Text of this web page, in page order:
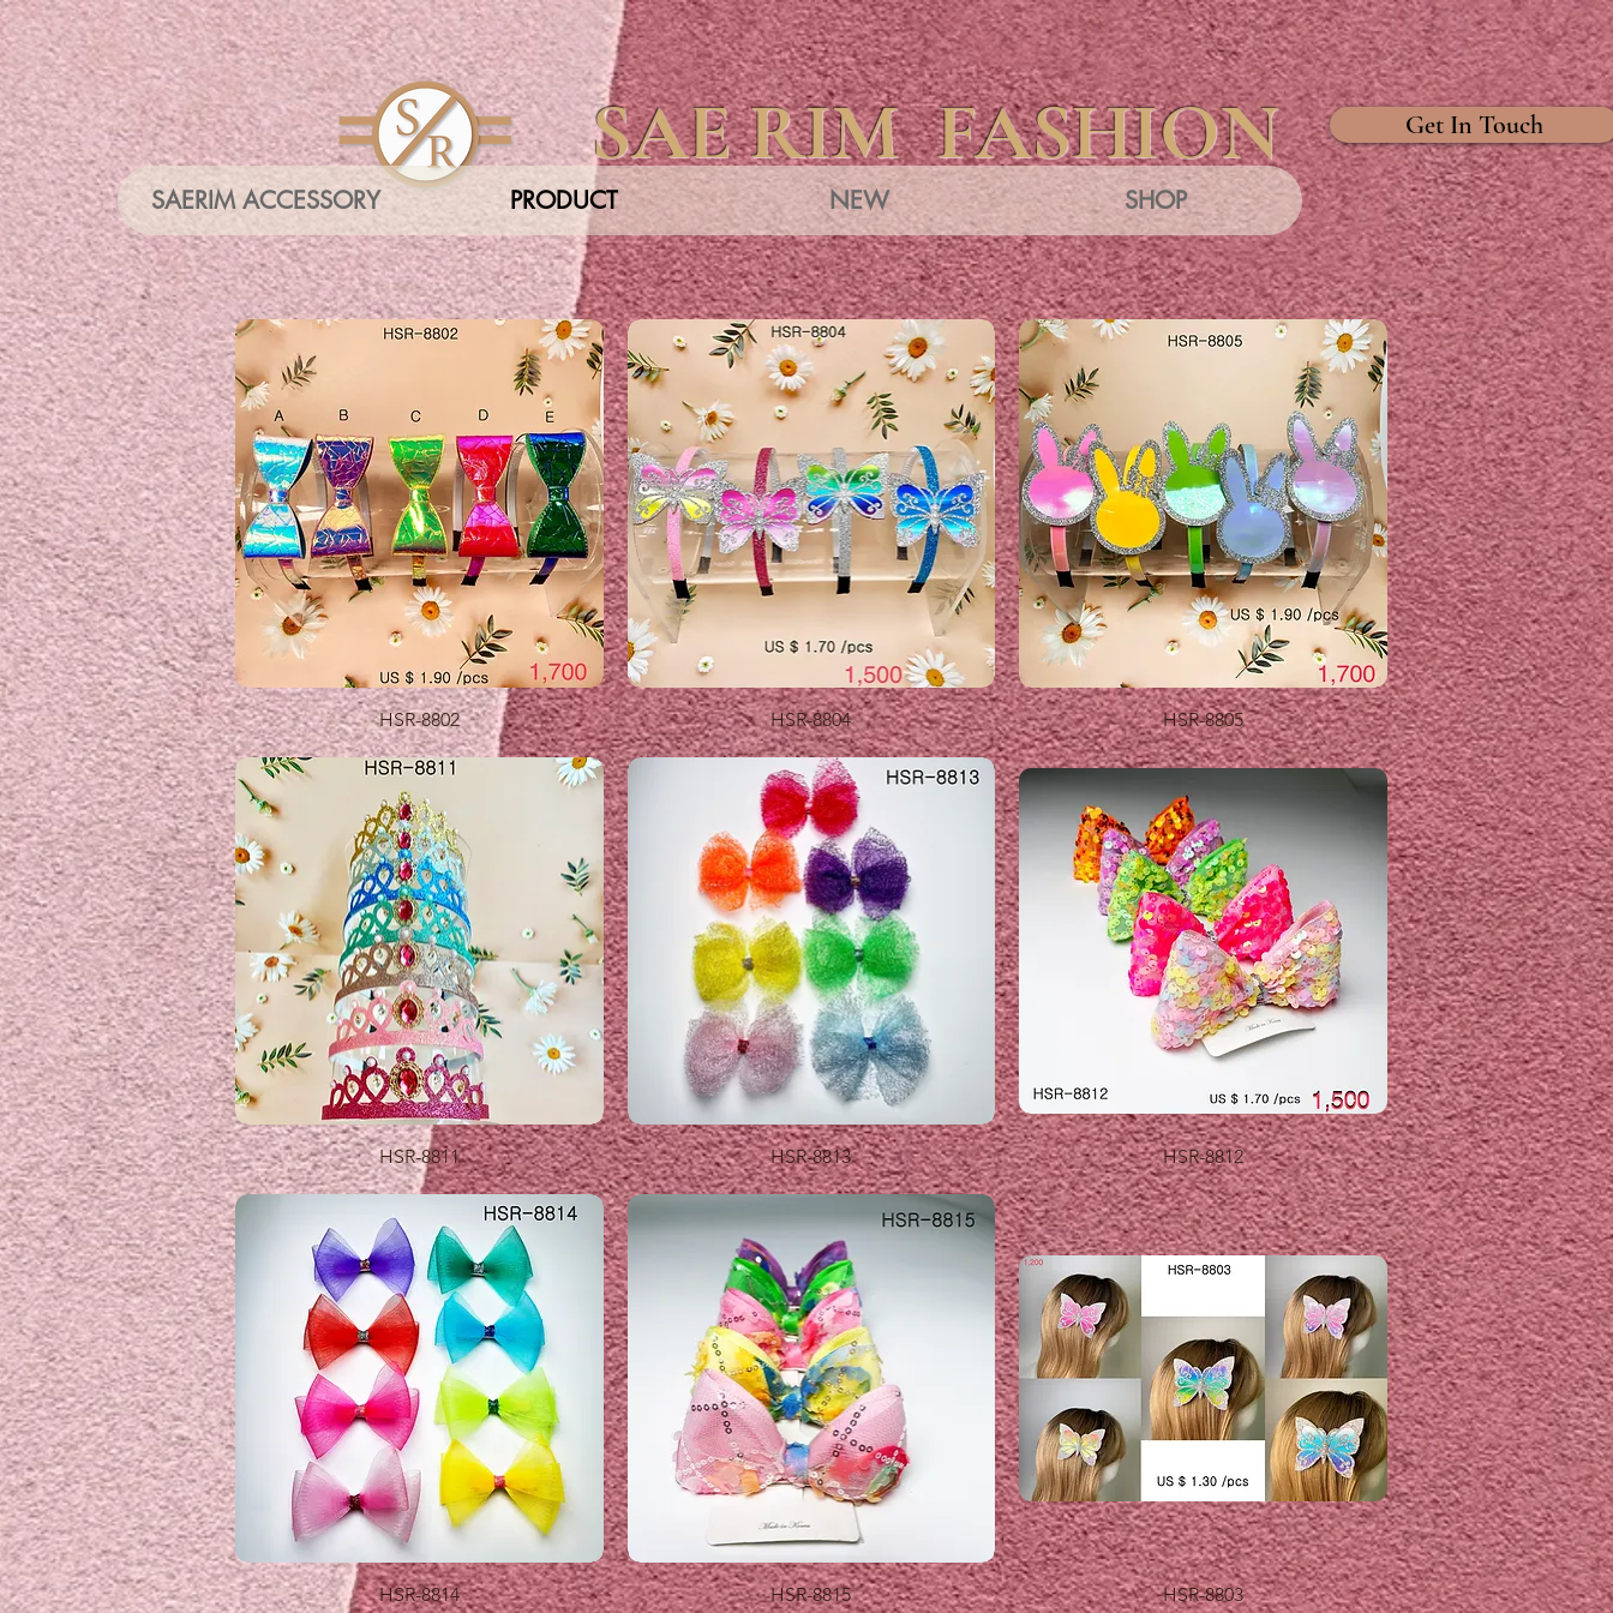
SAE RIM FASHION
SAERIM ACCESSORY PRODUCT NEW SHOP
Get In Touch
제품보기
HSR-8802 제품보기
HSR-8804 제품보기
HSR-8805
제품보기
HSR-8811 제품보기
HSR-8813 제품보기
HSR-8812
제품보기
HSR-8814 제품보기
HSR-8815 제품보기
HSR-8803